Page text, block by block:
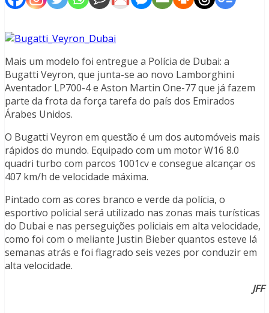
Mais um modelo foi entregue a Polícia de Dubai: a
Bugatti Veyron, que junta-se ao novo Lamborghini
Aventador LP700-4 e Aston Martin One-77 que já fazem
parte da frota da força tarefa do país dos Emirados
Árabes Unidos.
O Bugatti Veyron em questão é um dos automóveis mais
rápidos do mundo. Equipado com um motor W16 8.0
quadri turbo com parcos 1001cv e consegue alcançar os
407 km/h de velocidade máxima.
Pintado com as cores branco e verde da polícia, o
esportivo policial será utilizado nas zonas mais turísticas
do Dubai e nas perseguições policiais em alta velocidade,
como foi com o meliante Justin Bieber quantos esteve lá
semanas atrás e foi flagrado seis vezes por conduzir em
alta velocidade.
JFF